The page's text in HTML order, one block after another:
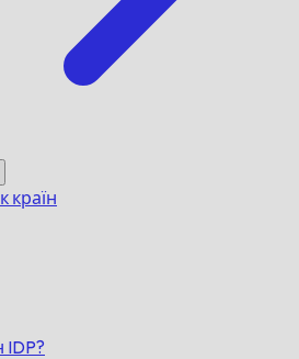
країн
IDP?